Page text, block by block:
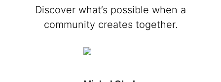
Discover what’s possible when a
community creates together.